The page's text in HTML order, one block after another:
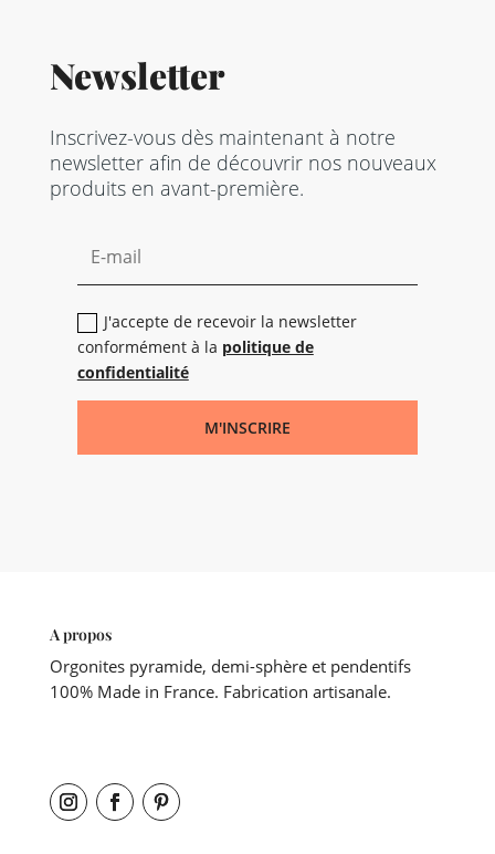
Newsletter
Inscrivez-vous dès maintenant à notre
newsletter afin de découvrir nos nouveaux
produits en avant-première.
J'accepte de recevoir la newsletter
conformément à la politique de
confidentialité
M'INSCRIRE
A propos
Orgonites pyramide, demi-sphère et pendentifs
100% Made in France. Fabrication artisanale.